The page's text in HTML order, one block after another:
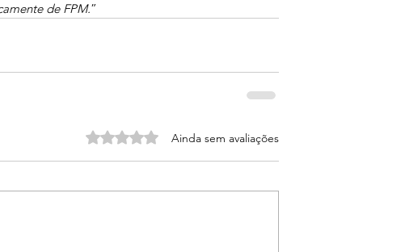
de FPM.”
Avaliado com 0 de 5 estrelas.
Ainda sem avaliações